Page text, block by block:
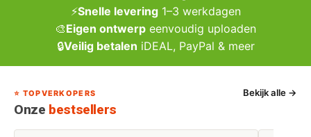
⚡Snelle levering1–3 werkdagen
🎨Eigen ontwerp eenvoudig uploaden
🔒Veilig betalen iDEAL, PayPal & meer
⭐ TOPVERKOPERS
Onze bestsellers
Bekijk alle →